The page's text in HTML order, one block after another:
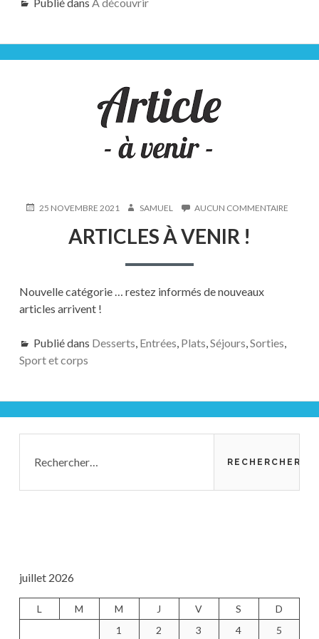
PUBLIÉ25 NOVEMBRE 2021 AUTEUR
SAMUEL AUCUN COMMENTAIRE
ARTICLES À VENIR !
Nouvelle catégorie … restez informés de nouveaux
articles arrivent !
Publié dans Desserts, Entrées, Plats,Séjours,Sorties,
Sport et corps
latérale
principale
juillet 2026
L M M J V S
D
1
2 3 4 5